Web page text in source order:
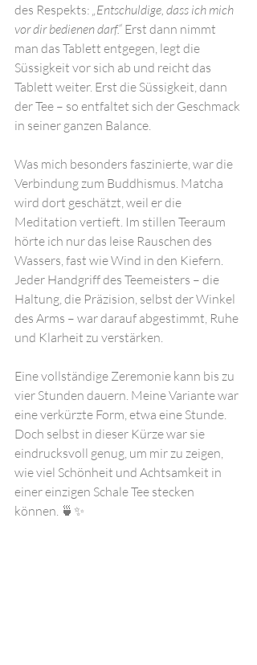
des Respekts: „Entschuldige, dass ich mich
vor dir bedienen darf.“ Erst dann nimmt
man das Tablett entgegen, legt die
Süssigkeit vor sich ab und reicht das
Tablett weiter. Erst die Süssigkeit, dann
der Tee – so entfaltet sich der Geschmack
in seiner ganzen Balance.
Was mich besonders faszinierte, war die
Verbindung zum Buddhismus. Matcha
wird dort geschätzt, weil er die
Meditation vertieft. Im stillen Teeraum
hörte ich nur das leise Rauschen des
Wassers, fast wie Wind in den Kiefern.
Jeder Handgriff des Teemeisters – die
Haltung, die Präzision, selbst der Winkel
des Arms – war darauf abgestimmt, Ruhe
und Klarheit zu verstärken.
Eine vollständige Zeremonie kann bis zu
vier Stunden dauern. Meine Variante war
eine verkürzte Form, etwa eine Stunde.
Doch selbst in dieser Kürze war sie
eindrucksvoll genug, um mir zu zeigen,
wie viel Schönheit und Achtsamkeit in
einer einzigen Schale Tee stecken
können. 🍵✨